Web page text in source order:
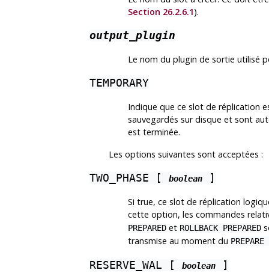
Section 26.2.6.1).
output_plugin
Le nom du plugin de sortie utilisé
TEMPORARY
Indique que ce slot de réplication
sauvegardés sur disque et sont
est terminée.
Les options suivantes sont acceptées :
TWO_PHASE [ boolean]
Si true, ce slot de réplication
cette option, les commandes
PREPAREDet ROLLBACK PREPARED
transmise au moment du PREPARE
RESERVE_WAL [ boolean]